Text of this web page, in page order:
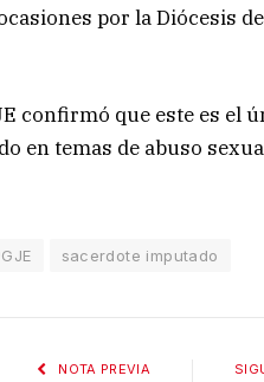
por la Diócesis
confirmó que este es el
en temas de abuso
sacerdote imputado
NOTA PREVIA